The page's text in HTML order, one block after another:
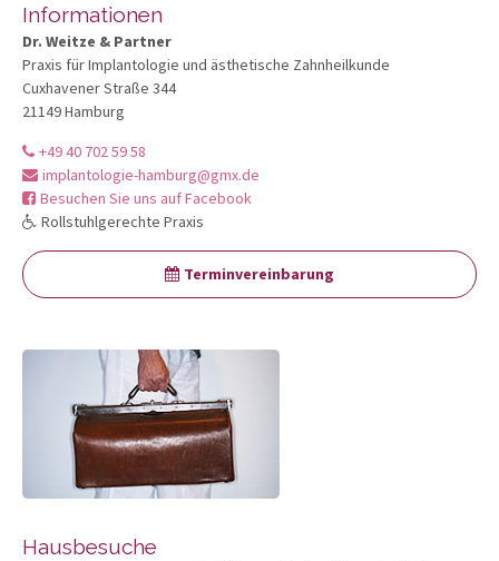
Informationen
Dr. Weitze & Partner
Praxis für Implantologie und ästhetische Zahnheilkunde
Cuxhavener Straße 344
21149 Hamburg
+49 40 702 59 58
implantologie-hamburg@gmx.de
Besuchen Sie uns auf Facebook
Rollstuhlgerechte Praxis
Terminvereinbarung
Hausbesuche